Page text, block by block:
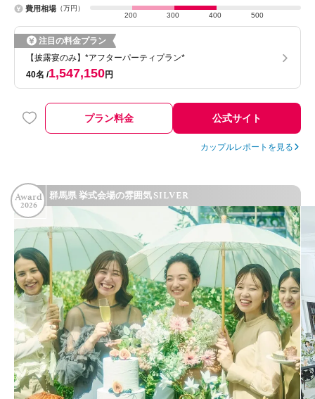
費用相場 （万円）
200
300 400 500
注目の料金プラン
【披露宴のみ】*アフターパーティプラン*
40名 1,547,150円
プラン料金 公式サイト
カップルレポートを見る
Award
2026
群馬県 挙式会場の雰囲気 SILVER